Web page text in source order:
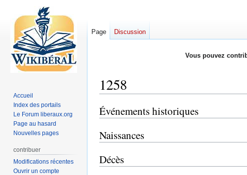
Vous pouvez
1258
Aller
à
la
navigation
Aller
à
la
recherche
Événements historiques
Naissances
Décès
Page Discussion
Accueil
Index des portails
Le Forum liberaux.org
Page au hasard
Nouvelles pages
contribuer
Modifications récentes
Ouvrir un compte